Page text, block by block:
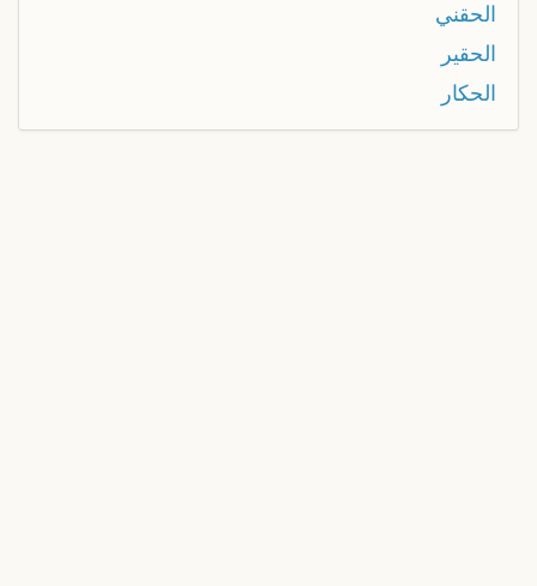
الحقني
الحقير
الحكار